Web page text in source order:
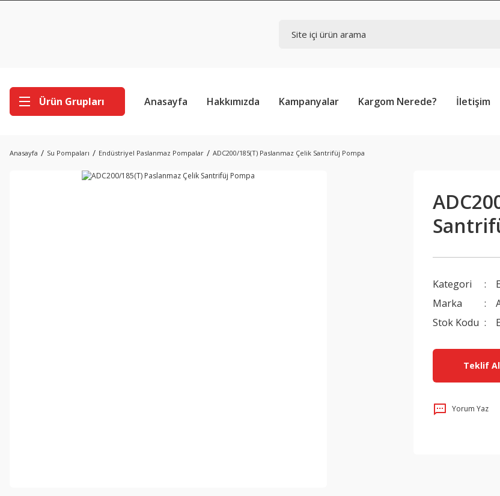
Ürün Grupları Anasayfa Hakkımızda Kampanyalar Kargom Nerede? İletişim
Anasayfa Su Pompaları Endüstriyel Paslanmaz Pompalar ADC200/185(T) Paslanmaz Çelik Santrifüj Pompa
Kategori
Marka
Stok Kodu
Teklif
Yorum Yaz